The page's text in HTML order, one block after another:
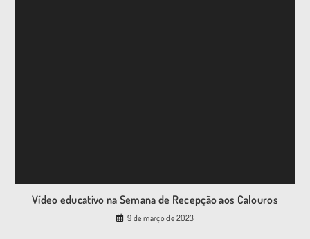
Vídeo educativo na Semana de Recepção aos Calouros
9 de março de 2023